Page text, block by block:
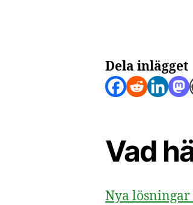
Dela inlägget
Vad
Nya lösningar